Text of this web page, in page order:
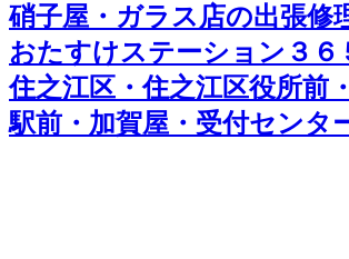
硝子屋・ガラス店の出張修
おたすけステーション３６
住之江区・住之江区役所前
駅前・加賀屋・受付センタ